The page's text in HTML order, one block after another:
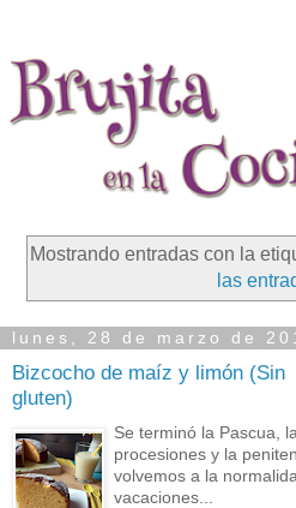
Mostrando entradas con la
las
lunes, 28 de marzo de
Bizcocho de maíz y limón (Sin
gluten)
Se terminó la Pascua,
procesiones y la
volvemos a la
vacaciones...